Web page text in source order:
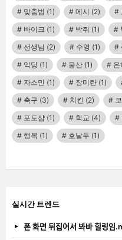
맞춤법 (1) 메시 (2)
바이크 (1) 박쥐 (1)
선생님 (2) 수영 (1)
악당 (1) 울산 (1) 은
자스민 (1) 장미란 (1)
축구 (3) 치킨 (2)
포토샵 (1) 학교 (4)
행복 (1) 호날두 (1)
실시간 트렌드
폰 화면 뒤집어서 봐바